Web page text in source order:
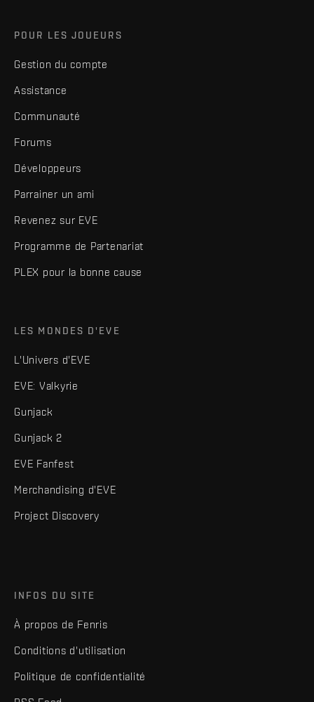
POUR LES JOUEURS
Gestion du compte
Assistance
Communauté
Forums
Développeurs
Parrainer un ami
Revenez sur EVE
Programme de Partenariat
PLEX pour la bonne cause
LES MONDES D'EVE
L'Univers d'EVE
EVE: Valkyrie
Gunjack
Gunjack 2
EVE Fanfest
Merchandising d'EVE
Project Discovery
INFOS DU SITE
À propos de Fenris
Conditions d'utilisation
Politique de confidentialité